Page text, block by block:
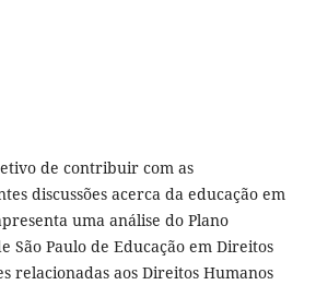
de contribuir com as
discussões acerca da educação em
uma análise do Plano
São Paulo de Educação em Direitos
relacionadas aos Direitos Humanos